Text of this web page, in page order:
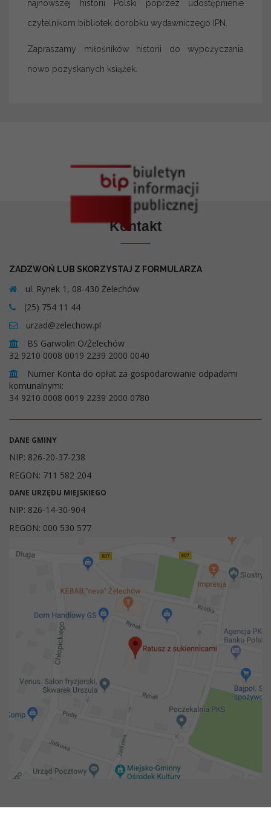
najnowszej historii Polski poprzez udostępnienie
czytelnikom bibliotek dorobku wydawniczego IPN.
Zapraszamy miłośników historii do wypożyczania
nowo pozyskanych książek.
Kontakt
ZADZWOŃ LUB SKORZYSTAJ Z FORMULARZA
ul. Rynek 1, 08-430 Żelechów
(25) 754 11 44
urzad@zelechow.pl
BS Garwolin O/Żelechów
32 9210 0008 0019 2239 2000 0040
Numer Konta do opłat za gospodarowanie odpadami
komunalnymi:
34 9210 0008 0019 2239 2000 0780
DANE GMINY
NIP: 826-20-37-238
REGON: 711 582 204
DANE URZĘDU MIEJSKIEGO
NIP: 826-14-30-904
REGON: 000 530 577